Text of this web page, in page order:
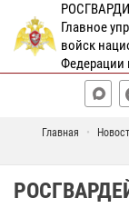
Главное
войск
Федерации
Главная